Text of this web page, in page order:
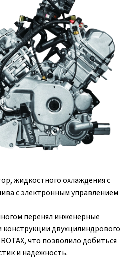
жидкостного охлаждения с
с электронным управлением
перенял инженерные
двухцилиндрового
что позволило добиться
и надежность.